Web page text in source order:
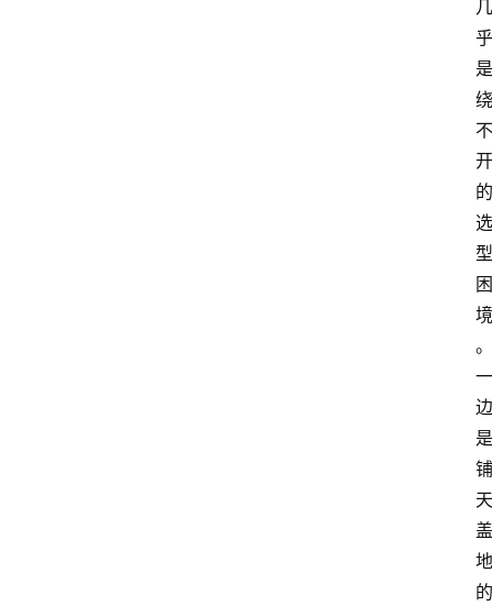
几
乎
是
绕
不
开
的
选
型
困
境
。
一
边
是
铺
天
盖
地
的